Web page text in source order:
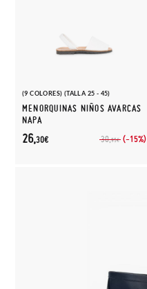
(9 COLORES) (TALLA 25 - 45)
MENORQUINAS NIÑOS AVARCAS
NAPA
30,95€ (-15%)
26,30€